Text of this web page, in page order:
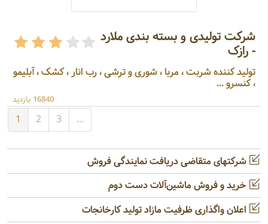
شرکت تولیدی و بسته بندی ملارد
- رازک
تولید کننده شربت ، مربا ، شوری و ترشی ، رب انار ، کشک ، آبلیمو
، کنسرو ...
16840 بازدید
1 2 3 ...
شرکتهای متقاضی دریافت نمایندگی فروش
خرید و فروش ماشین‌آلات دست دوم
اعلان واگذاری ظرفیت مازاد تولید کارخانجات